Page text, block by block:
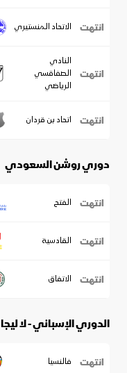
انتهت الاتحاد المنستيري
انتهت
النادي
الصفاقسي
الرياضي
انتهت اتحاد بن قردان
دوري روشن السعودي
انتهت الفتح
انتهت القادسية
انتهت الاتفاق
الدوري الإسباني - لا ليجا
انتهت فالنسيا